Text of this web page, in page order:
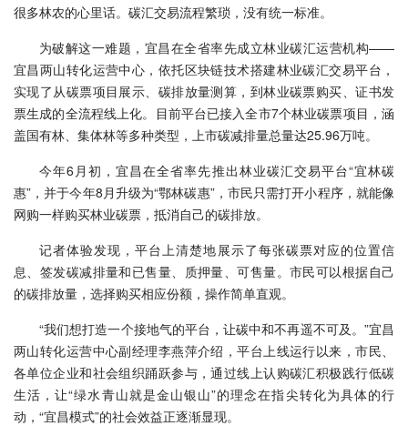
很多林农的心里话。碳汇交易流程繁琐，没有统一标准。
为破解这一难题，宜昌在全省率先成立林业碳汇运营机构——
宜昌两山转化运营中心，依托区块链技术搭建林业碳汇交易平台，
实现了从碳票项目展示、碳排放量测算，到林业碳票购买、证书发
票生成的全流程线上化。目前平台已接入全市7个林业碳票项目，涵
盖国有林、集体林等多种类型，上市碳减排量总量达25.96万吨。
今年6月初，宜昌在全省率先推出林业碳汇交易平台“宜林碳
惠”，并于今年8月升级为“鄂林碳惠”，市民只需打开小程序，就能像
网购一样购买林业碳票，抵消自己的碳排放。
记者体验发现，平台上清楚地展示了每张碳票对应的位置信
息、签发碳减排量和已售量、质押量、可售量。市民可以根据自己
的碳排放量，选择购买相应份额，操作简单直观。
“我们想打造一个接地气的平台，让碳中和不再遥不可及。”宜昌
两山转化运营中心副经理李燕萍介绍，平台上线运行以来，市民、
各单位企业和社会组织踊跃参与，通过线上认购碳汇积极践行低碳
生活，让“绿水青山就是金山银山”的理念在指尖转化为具体的行
动，“宜昌模式”的社会效益正逐渐显现。